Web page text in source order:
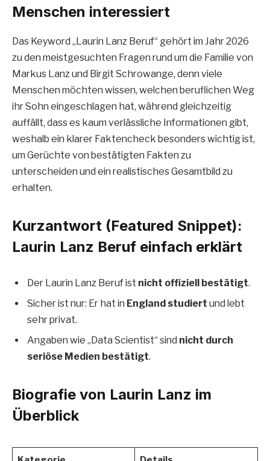
Menschen interessiert
Das Keyword „Laurin Lanz Beruf“ gehört im Jahr 2026
zu den meistgesuchten Fragen rund um die Familie von
Markus Lanz und Birgit Schrowange, denn viele
Menschen möchten wissen, welchen beruflichen Weg
ihr Sohn eingeschlagen hat, während gleichzeitig
auffällt, dass es kaum verlässliche Informationen gibt,
weshalb ein klarer Faktencheck besonders wichtig ist,
um Gerüchte von bestätigten Fakten zu
unterscheiden und ein realistisches Gesamtbild zu
erhalten.
Kurzantwort (Featured Snippet):
Laurin Lanz Beruf einfach erklärt
Der Laurin Lanz Beruf ist nicht offiziell bestätigt.
Sicher ist nur: Er hat in England studiert und lebt
sehr privat.
Angaben wie „Data Scientist“ sind nicht durch
seriöse Medien bestätigt.
Biografie von Laurin Lanz im
Überblick